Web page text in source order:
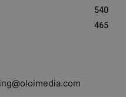
540
465